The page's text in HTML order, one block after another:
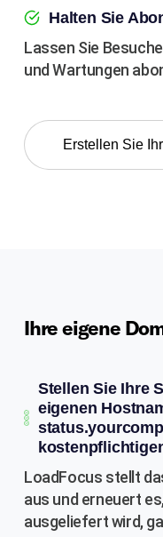
Halten Sie
Lassen Sie
und Wartungen
Erstellen Sie
Ihre eigene
Stellen Sie Ihre
eigenen
LoadFocus stellt
aus und erneuert
ausgeliefert wird,